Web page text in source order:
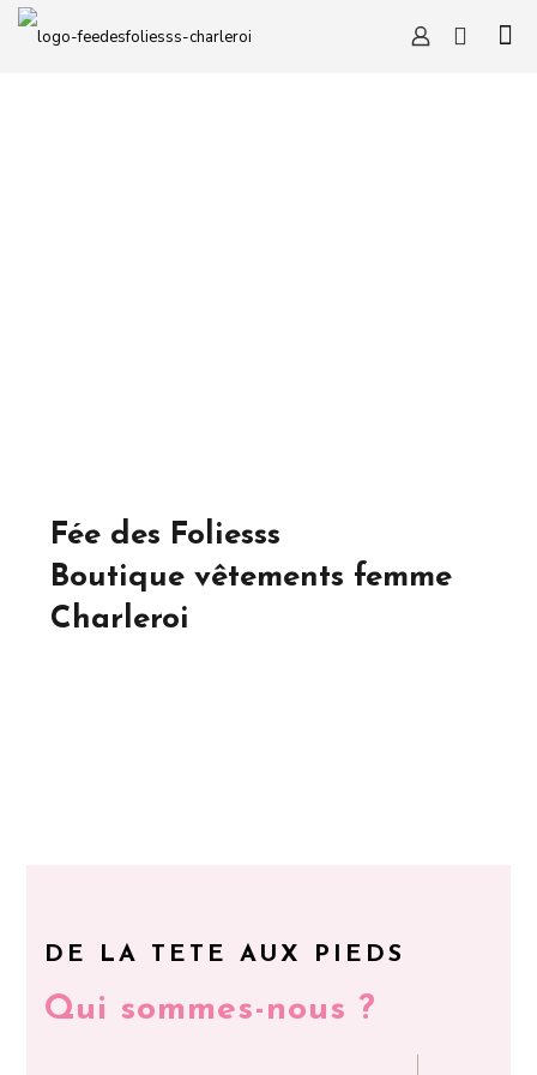
Fée des Foliesss
Boutique vêtements femme
Charleroi
DE LA TETE AUX PIEDS
Qui sommes-nous ?